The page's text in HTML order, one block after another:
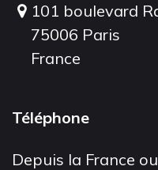
101 boulevard
75006 Paris
France
Téléphone
Depuis la France